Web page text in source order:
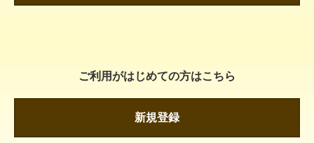
ご利用がはじめての方はこちら
新規登録